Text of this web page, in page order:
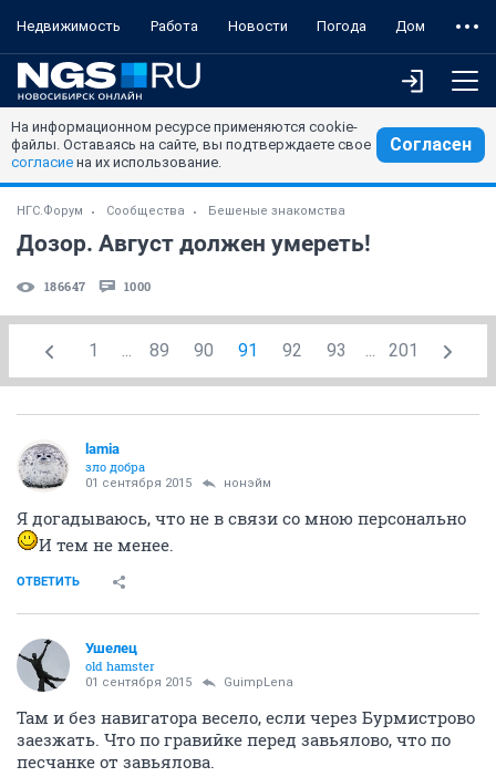
Недвижимость Работа Новости Погода Дом
На информационном ресурсе применяются cookie-
файлы. Оставаясь на сайте, вы подтверждаете свое
согласие на их использование.
Согласен
НГС.Форум Сообщества Бешеные знакомства
Дозор. Август должен умереть!
186647 1000
1 ... 89 90 91 92 93 ... 201
lamia
зло добра
01 сентября 2015 нонэйм
Я догадываюсь, что не в связи со мною персонально
И тем не менее.
ОТВЕТИТЬ
Ушелец
old hamster
01 сентября 2015 GuimpLena
Там и без навигатора весело, если через Бурмистрово
заезжать. Что по гравийке перед завьялово, что по
песчанке от завьялова.